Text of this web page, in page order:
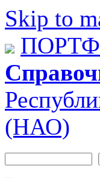
Skip to
(НАО)
Форма поиска